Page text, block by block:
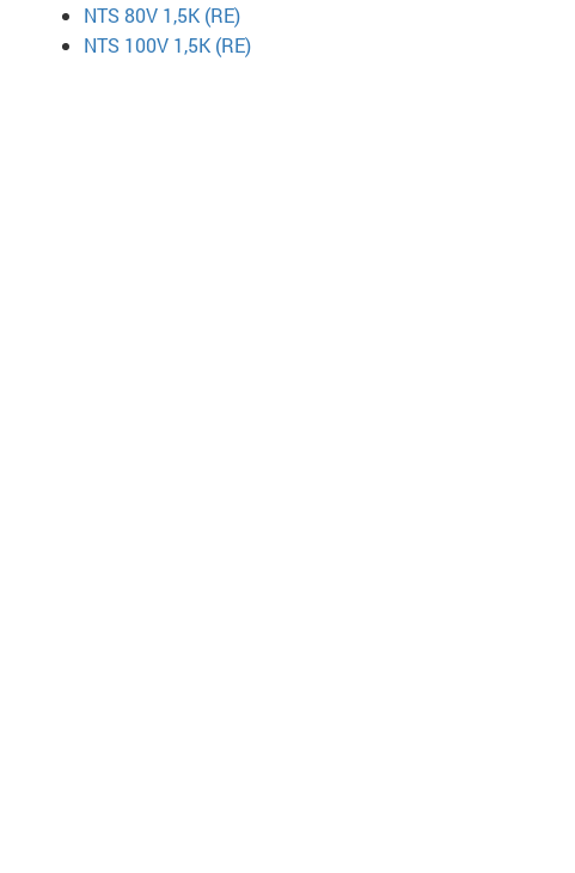
NTS 80V 1,5K (RE)
NTS 100V 1,5K (RE)